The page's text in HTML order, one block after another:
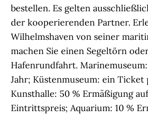
bestellen. Es gelten
der kooperierenden Partner.
Wilhelmshaven von seiner
machen Sie einen Segeltörn
Hafenrundfahrt.
Jahr; Küstenmuseum: ein Ticket
Kunsthalle: 50 % Ermäßigung
Eintrittspreis; Aquarium: 10 %